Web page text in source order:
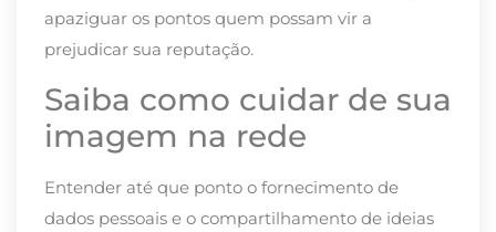
apaziguar os pontos quem possam vir a
prejudicar sua reputação.
Saiba como cuidar de sua
imagem na rede
Entender até que ponto o fornecimento de
dados pessoais e o compartilhamento de ideias